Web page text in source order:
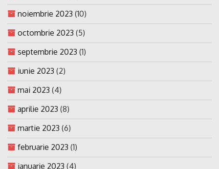
noiembrie 2023 (10)
octombrie 2023 (5)
septembrie 2023 (1)
iunie 2023 (2)
mai 2023 (4)
aprilie 2023 (8)
martie 2023 (6)
februarie 2023 (1)
ianuarie 2023 (4)